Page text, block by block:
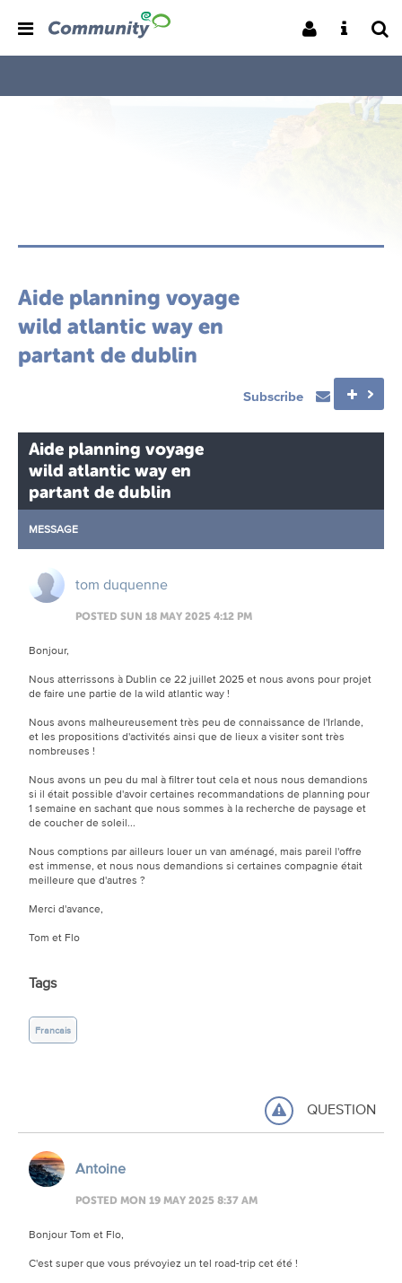
Aide planning voyage
wild atlantic way en
partant de dublin
Subscribe
Aide planning voyage
wild atlantic way en
partant de dublin
MESSAGE
tom duquenne
POSTED SUN 18 MAY 2025 4:12 PM
Bonjour,
Nous atterrissons à Dublin ce 22 juillet 2025 et nous avons pour projet
de faire une partie de la wild atlantic way !
Nous avons malheureusement très peu de connaissance de l'Irlande,
et les propositions d'activités ainsi que de lieux a visiter sont très
nombreuses !
Nous avons un peu du mal à filtrer tout cela et nous nous demandions
si il était possible d'avoir certaines recommandations de planning pour
1 semaine en sachant que nous sommes à la recherche de paysage et
de coucher de soleil...
Nous comptions par ailleurs louer un van aménagé, mais pareil l'offre
est immense, et nous nous demandions si certaines compagnie était
meilleure que d'autres ?
Merci d'avance,
Tom et Flo
Tags
Francais
QUESTION
Antoine
POSTED MON 19 MAY 2025 8:37 AM
Bonjour Tom et Flo,
C'est super que vous prévoyiez un tel road-trip cet été !